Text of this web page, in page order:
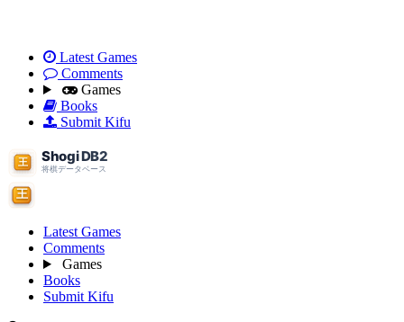
Latest Games
Comments
Games
Books
Submit Kifu
Latest Games
Comments
Games
Books
Submit Kifu